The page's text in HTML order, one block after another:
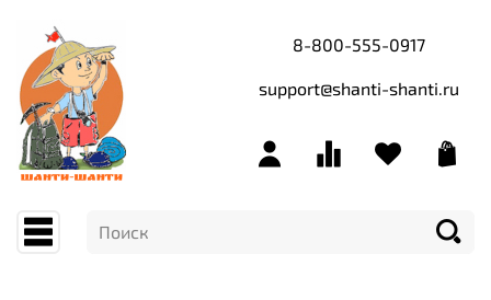
8-800-555-0917
support@shanti-shanti.ru